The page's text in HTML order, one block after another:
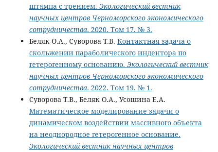
штампа с трением. Экологический вестник
научных центров Черноморского экономического
сотрудничества. 2020. Том 17. № 3.
Беляк О.А., Суворова Т.В. Контактная задача о
скольжении параболического индентора по
гетерогенному основанию. Экологический вестник
научных центров Черноморского экономического
сотрудничества. 2022. Том 19. № 1.
Суворова Т.В., Беляк О.А., Усошина Е.А.
Математическое моделирование задачи о
динамическом воздействии массивного объекта
на неоднородное гетерогенное основание.
Экологический вестник научных центров